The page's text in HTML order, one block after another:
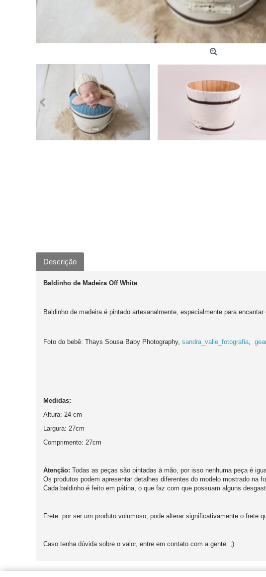
Descrição
Baldinho de Madeira Off White
Baldinho de madeira é pintado artesanalmente, especialmente para
Foto do bebê: Thays Sousa Baby Photography, sandra_valle_fotografia,
Medidas:
Altura: 24 cm
Largura: 27cm
Comprimento: 27cm
Atenção: Todas as peças são pintadas à mão, por isso nenhuma peça é
Os produtos podem apresentar detalhes diferentes do modelo mostrado na
Cada baldinho é feito em pátina, o que faz com que possuam alguns
Frete: por ser um produto volumoso, pode alterar significativamente o frete
Caso tenha dúvida sobre o valor, entre em contato com a gente. ;)